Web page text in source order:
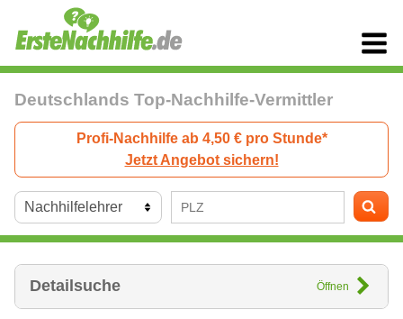
Deutschlands Top-Nachhilfe-Vermittler
Profi-Nachhilfe ab 4,50 € pro Stunde*
Jetzt Angebot sichern!
Detailsuche Öffnen